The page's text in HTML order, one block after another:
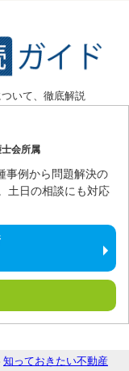
いて、徹底解説
会所属
事例から問題解決の
土日の相談にも対応
知っておきたい不動産